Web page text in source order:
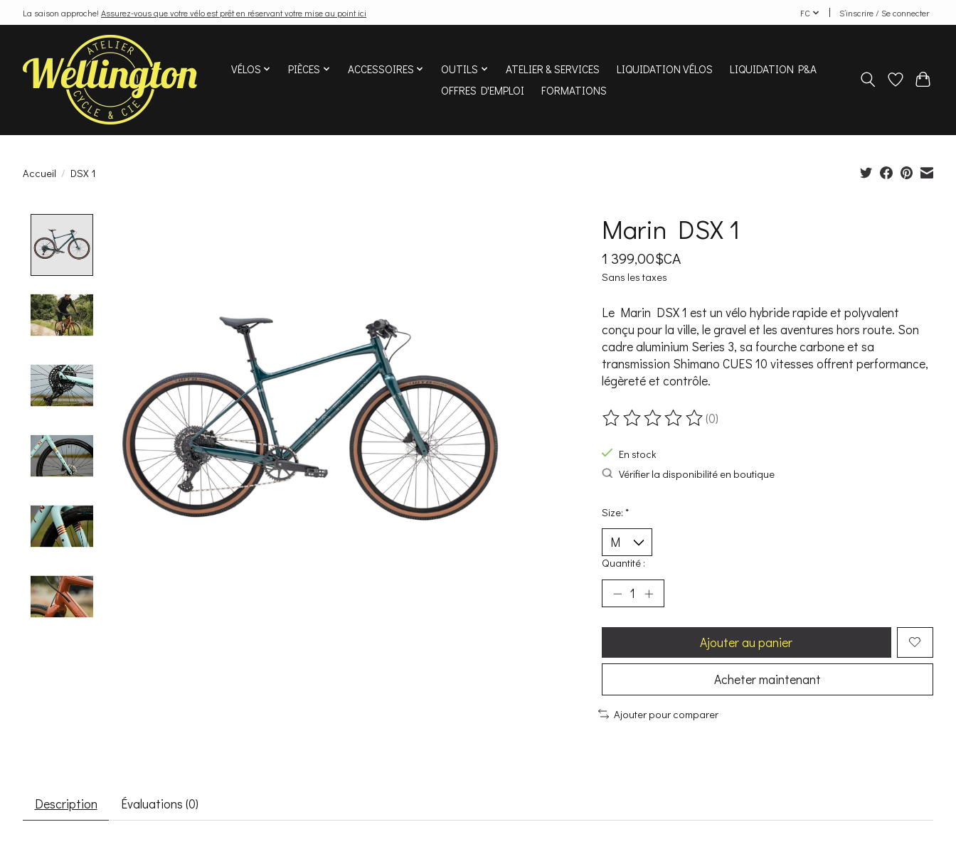
La saison approche! Assurez-vous que votre vélo est prêt en réservant votre mise au point ici FC S’inscrire / Se connecter
VÉLOS PIÈCES ACCESSOIRES OUTILS ATELIER & SERVICES LIQUIDATION VÉLOS
LIQUIDATION P&A
OFFRES D'EMPLOI
FORMATIONS
Accueil / DSX 1
Marin DSX 1
1 399,00$CA
Sans les taxes
Le Marin DSX 1 est un vélo hybride rapide et polyvalent
conçu pour la ville, le gravel et les aventures hors route. Son
cadre aluminium Series 3, sa fourche carbone et sa
transmission Shimano CUES 10 vitesses offrent performance,
légèreté et contrôle.
Ce produit est évalué à
(0)
En stock
Vérifier la disponibilité en boutique
Size: *
Quantité :
Ajouter au panier
Acheter maintenant
Ajouter pour comparer
Description Évaluations (0)